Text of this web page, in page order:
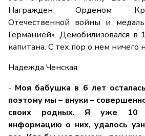
Награжден Орденом
Отечественной войны и
Германией». Демобилизовался в
капитана. С тех пор о нем ничего
Надежда Ченская:
- Моя бабушка в 6 лет
поэтому мы – внуки –
своих родных. Я уже 10
информацию о них, удалось